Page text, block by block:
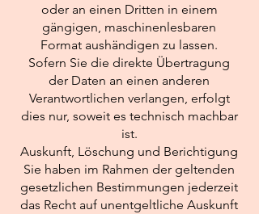
oder an einen Dritten in einem
gängigen, maschinenlesbaren
Format aushändigen zu lassen.
Sofern Sie die direkte Übertragung
der Daten an einen anderen
Verantwortlichen verlangen, erfolgt
dies nur, soweit es technisch machbar
ist.
Auskunft, Löschung und Berichtigung
Sie haben im Rahmen der geltenden
gesetzlichen Bestimmungen jederzeit
das Recht auf unentgeltliche Auskunft